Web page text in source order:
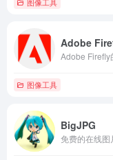
Adobe
图像工具
BigJPG
免费的在线图